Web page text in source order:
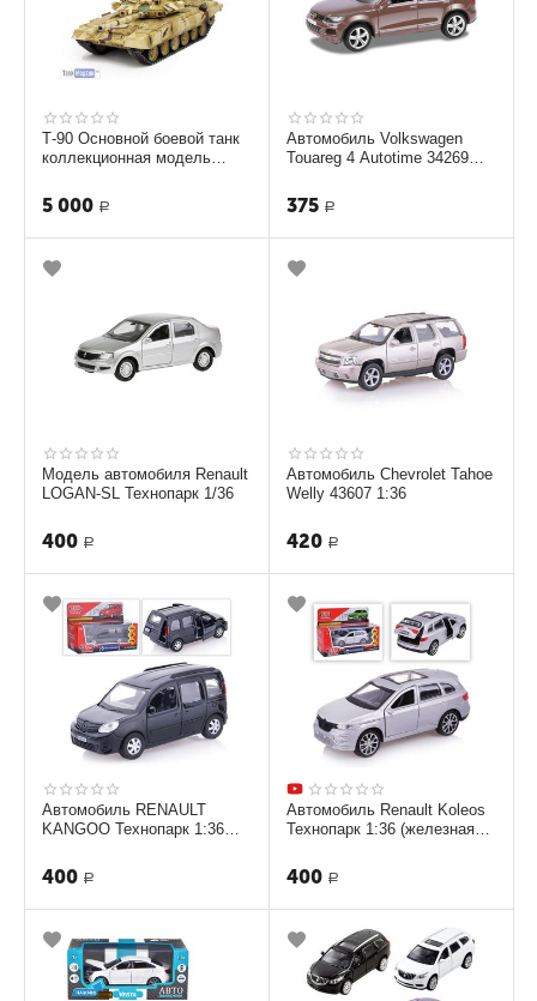
Т-90 Основной боевой танк
коллекционная модель
5 000 Р
Автомобиль Volkswagen
Touareg 4 Autotime 34269
375 Р
Модель автомобиля Renault
LOGAN-SL Технопарк 1/36
400 Р
Автомобиль Chevrolet Tahoe
Welly 43607 1:36
420 Р
Автомобиль RENAULT
KANGOO Технопарк 1:36
400 Р
Автомобиль Renault Koleos
Технопарк 1:36 (железная
400 Р